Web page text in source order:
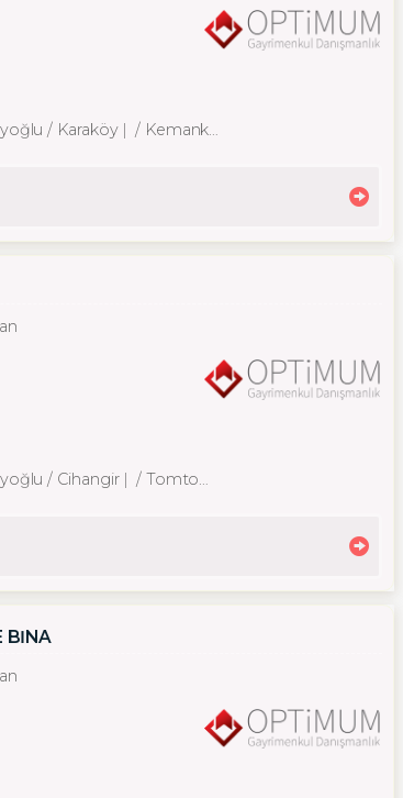
/ Karaköy / Kemankeş Karamustafa Paşa Mah.
/ Cihangir / Tomtom Mah.
BİNA